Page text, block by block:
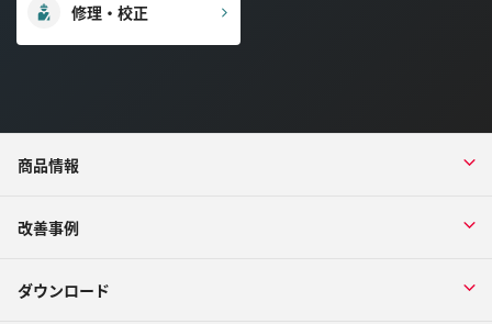
修理・校正
商品情報
改善事例
ダウンロード